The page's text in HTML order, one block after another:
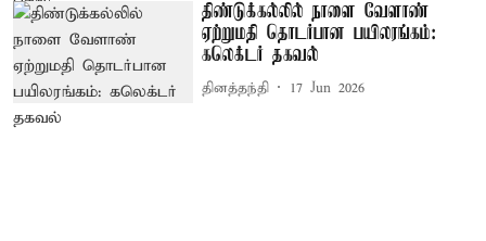
திண்டுக்கல்லில் நாளை வேளாண்
ஏற்றுமதி தொடர்பான பயிலரங்கம்:
கலெக்டர் தகவல்
தினத்தந்தி 17 Jun 2026